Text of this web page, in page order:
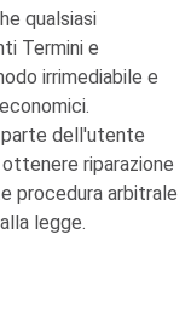
qualsiasi
Termini e
irrimediabile e
parte dell'utente
riparazione
procedura arbitrale
legge.